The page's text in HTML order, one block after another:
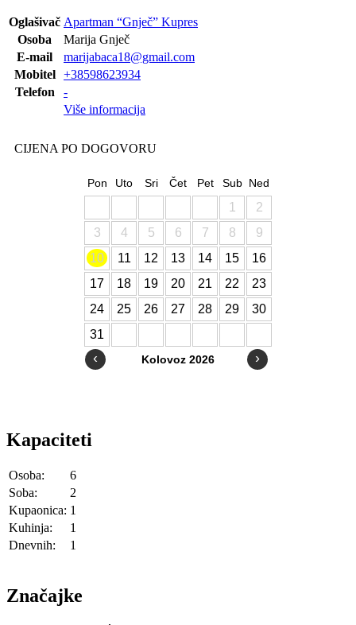
Oglašivač Apartman “Gnječ” Kupres
Osoba
Marija Gnječ
E-mail
marijabaca18@gmail.com
Mobitel
+38598623934
Telefon
-
Više informacija
CIJENA PO DOGOVORU
Kapaciteti
Osoba:
6
Soba:
2
Kupaonica: 1
Kuhinja:
1
Dnevnih:
1
Značajke